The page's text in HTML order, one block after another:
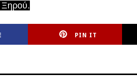
Ξηρού.
PIN IT